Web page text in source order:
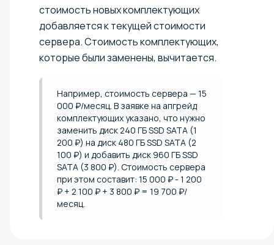
стоимость новых комплектующих
добавляется к текущей стоимости
сервера. Стоимость комплектующих,
которые были заменены, вычитается.
Например, стоимость сервера — 15
000 ₽/месяц. В заявке на апгрейд
комплектующих указано, что нужно
заменить диск 240 ГБ SSD SATA (1
200 ₽) на диск 480 ГБ SSD SATA (2
100 ₽) и добавить диск 960 ГБ SSD
SATA (3 800 ₽). Стоимость сервера
при этом составит: 15 000 ₽ - 1 200
₽ + 2 100 ₽ + 3 800 ₽ = 19 700 ₽/
месяц.